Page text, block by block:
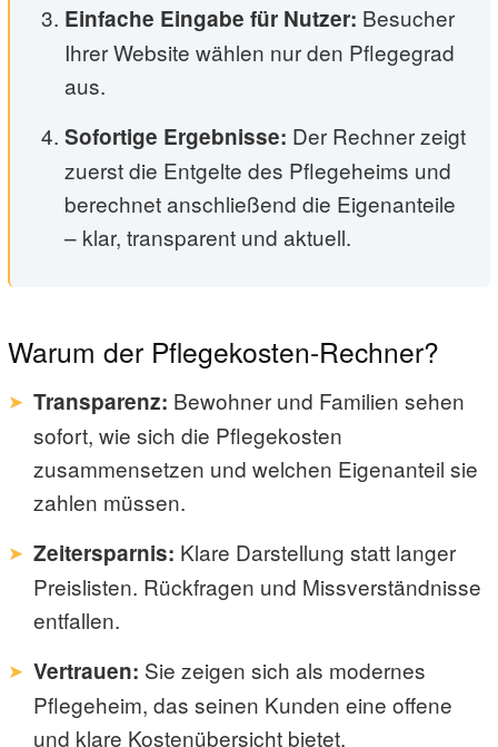
Einfache Eingabe für Nutzer: Besucher
Ihrer Website wählen nur den Pflegegrad
aus.
Sofortige Ergebnisse: Der Rechner zeigt
zuerst die Entgelte des Pflegeheims und
berechnet anschließend die Eigenanteile
– klar, transparent und aktuell.
Warum der Pflegekosten-Rechner?
Transparenz: Bewohner und Familien sehen
sofort, wie sich die Pflegekosten
zusammensetzen und welchen Eigenanteil sie
zahlen müssen.
Zeitersparnis: Klare Darstellung statt langer
Preislisten. Rückfragen und Missverständnisse
entfallen.
Vertrauen: Sie zeigen sich als modernes
Pflegeheim, das seinen Kunden eine offene
und klare Kostenübersicht bietet.